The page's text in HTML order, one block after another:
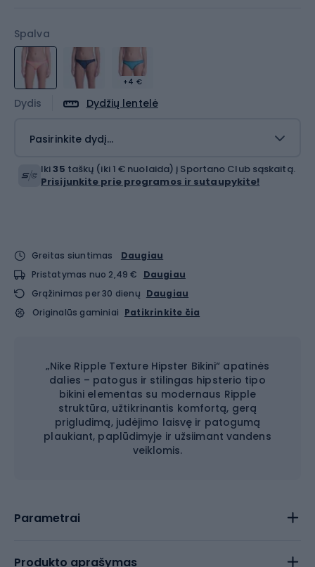
Spalva
+4 €
Dydis Dydžių lentelė
Pasirinkite dydį...
Iki35 taškų (iki 1 € nuolaida) į Sportano Club sąskaitą.
Prisijunkite prie programos ir sutaupykite!
Greitas siuntimas
Daugiau
Pristatymas nuo 2,49 €
Daugiau
Grąžinimas per 30 dienų Daugiau
Originalūs gaminiai Patikrinkite čia
„Nike Ripple Texture Hipster Bikini“ apatinės
dalies – patogus ir stilingas hipsterio tipo
bikini elementas su modernaus Ripple
struktūra, užtikrinantis komfortą, gerą
prigludimą, judėjimo laisvę ir patogumą
plaukiant, paplūdimyje ir užsiimant vandens
veiklomis.
Parametrai
Produkto aprašymas